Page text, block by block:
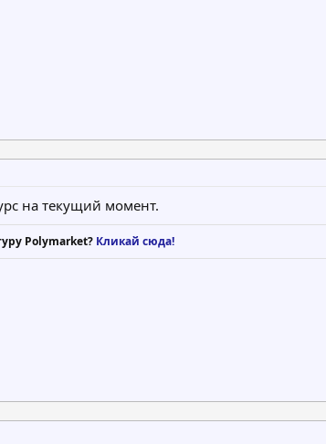
на текущий момент.
Polymarket? Кликай сюда!